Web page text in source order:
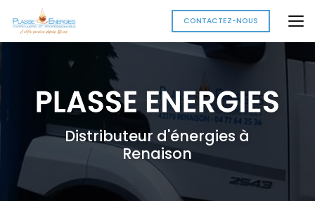
au
contenu
principal
CONTACTEZ-NOUS
Distributeur d'énergies à
Renaison